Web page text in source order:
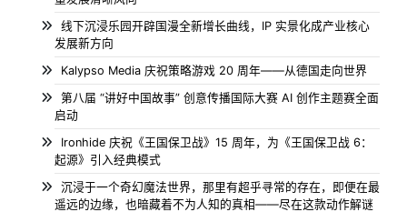
线下沉浸乐园开辟国漫全新增长曲线，IP 实景化成产业核心
发展新方向
Kalypso Media 庆祝策略游戏 20 周年——从德国走向世界
第八届 “讲好中国故事” 创意传播国际大赛 AI 创作主题赛全面
启动
Ironhide 庆祝《王国保卫战》15 周年，为《王国保卫战 6：
起源》引入经典模式
沉浸于一个奇幻魔法世界，那里有超乎寻常的存在，即便在最
遥远的边缘，也暗藏着不为人知的真相——尽在这款动作解谜